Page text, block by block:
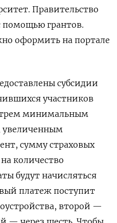
Правительство
помощью грантов.
оформить на портале
субсидии
участников
трем минимальным
увеличенным
сумму страховых
количество
будут начисляться
платеж поступит
второй —